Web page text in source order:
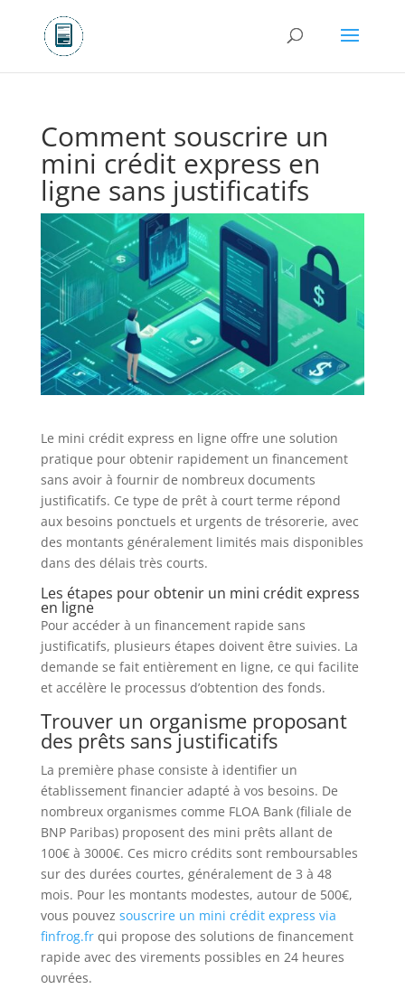
Comment souscrire un
mini crédit express en
ligne sans justificatifs
Le mini crédit express en ligne offre une solution
pratique pour obtenir rapidement un financement
sans avoir à fournir de nombreux documents
justificatifs. Ce type de prêt à court terme répond
aux besoins ponctuels et urgents de trésorerie, avec
des montants généralement limités mais disponibles
dans des délais très courts.
Les étapes pour obtenir un mini crédit express
en ligne
Pour accéder à un financement rapide sans
justificatifs, plusieurs étapes doivent être suivies. La
demande se fait entièrement en ligne, ce qui facilite
et accélère le processus d’obtention des fonds.
Trouver un organisme proposant
des prêts sans justificatifs
La première phase consiste à identifier un
établissement financier adapté à vos besoins. De
nombreux organismes comme FLOA Bank (filiale de
BNP Paribas) proposent des mini prêts allant de
100€ à 3000€. Ces micro crédits sont remboursables
sur des durées courtes, généralement de 3 à 48
mois. Pour les montants modestes, autour de 500€,
vous pouvez souscrire un mini crédit express via
finfrog.frqui propose des solutions de financement
rapide avec des virements possibles en 24 heures
ouvrées.